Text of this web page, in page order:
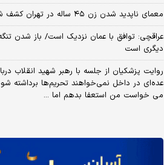
معمای ناپدید شدن زن ۴۵ ساله در تهران کشف شد+ جزئیات
عراقچی: توافق با عمان نزدیک است/ باز شدن
دیگری است
روایت پزشکیان از جلسه با رهبر شهید انقلاب
عده‌ای در داخل نمی‌خواهند تحریم‌ها برداشته
می خواست من استعفا بدهم اما ...